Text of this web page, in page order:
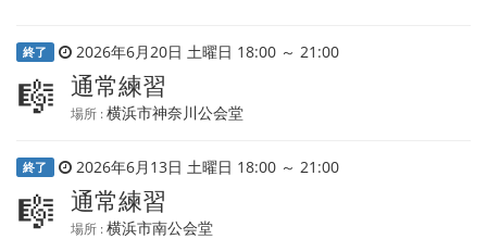
終了 2026年6月20日 土曜日 18:00 ～ 21:00
🎼 通常練習
場所 :横浜市神奈川公会堂
終了 2026年6月13日 土曜日 18:00 ～ 21:00
🎼 通常練習
場所 :横浜市南公会堂